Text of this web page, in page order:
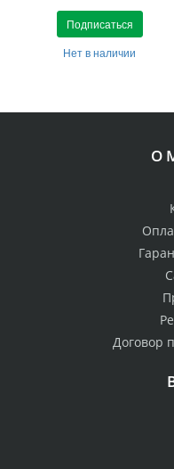
Подписаться
Нет в наличии
О
Договор